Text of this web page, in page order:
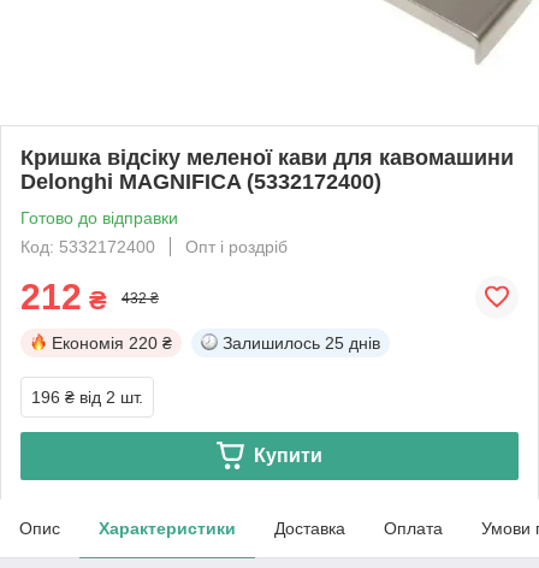
Кришка відсіку меленої кави для кавомашини
Delonghi MAGNIFICA (5332172400)
Готово до відправки
Код: 5332172400
Опт і роздріб
212 ₴ 432 ₴
Економія 220 ₴ Залишилось 25 днів
196 ₴ від 2 шт.
Купити
Опис Характеристики Доставка Оплата Умови